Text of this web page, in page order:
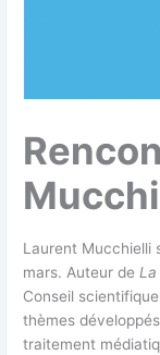
Laurent Mucchielli
mars. Auteur de
Conseil
thèmes
traitement